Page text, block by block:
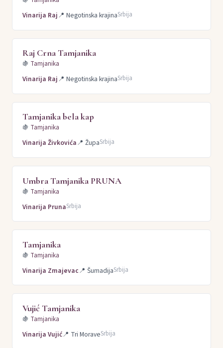
Vinarija Raj📍 Negotinska krajinaSrbija
Raj Crna Tamjanika
🍇 Tamjanika
Vinarija Raj📍 Negotinska krajinaSrbija
Tamjanika bela kap
🍇 Tamjanika
Vinarija Živkovića📍 ŽupaSrbija
Umbra Tamjanika PRUNA
🍇 Tamjanika
Vinarija PrunaSrbija
Tamjanika
🍇 Tamjanika
Vinarija Zmajevac📍 ŠumadijaSrbija
Vujić Tamjanika
🍇 Tamjanika
Vinarija Vujić📍 Tri MoraveSrbija